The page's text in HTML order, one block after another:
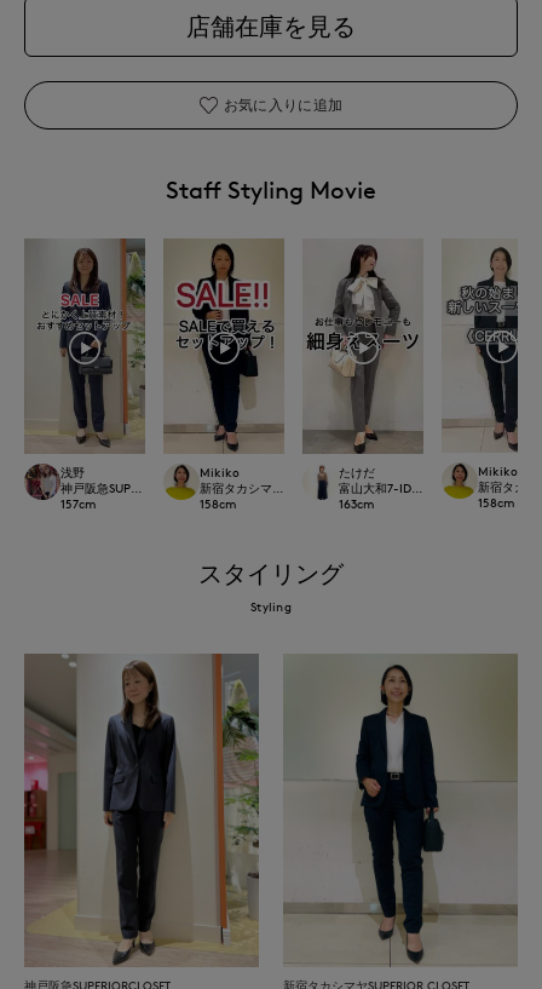
店舗在庫を見る
お気に入りに追加
Staff Styling Movie
浅野
神戸阪急SUPERIORCLOSET
157cm
Mikiko
新宿タカシマヤSUPERIOR CLOSET
158cm
たけだ
富山大和7-IDconcept.
163cm
Mikiko
新宿タカシ
158cm
スタイリング
Styling
神戸阪急SUPERIORCLOSET 新宿タカシマヤSUPERIOR CLOSET